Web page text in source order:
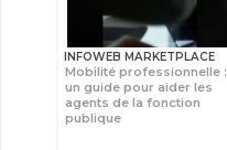
INFOWEB MARKETPLACE
Mobilité professionnelle :
un guide pour aider les
agents de la fonction
publique